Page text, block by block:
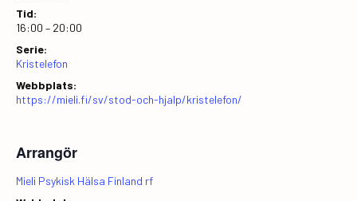
Tid:
16:00 – 20:00
Serie:
Kristelefon
Webbplats:
https://mieli.fi/sv/stod-och-hjalp/kristelefon/
Arrangör
Mieli Psykisk Hälsa Finland rf